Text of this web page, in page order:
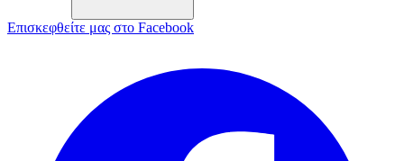
Επισκεφθείτε μας στο Facebook